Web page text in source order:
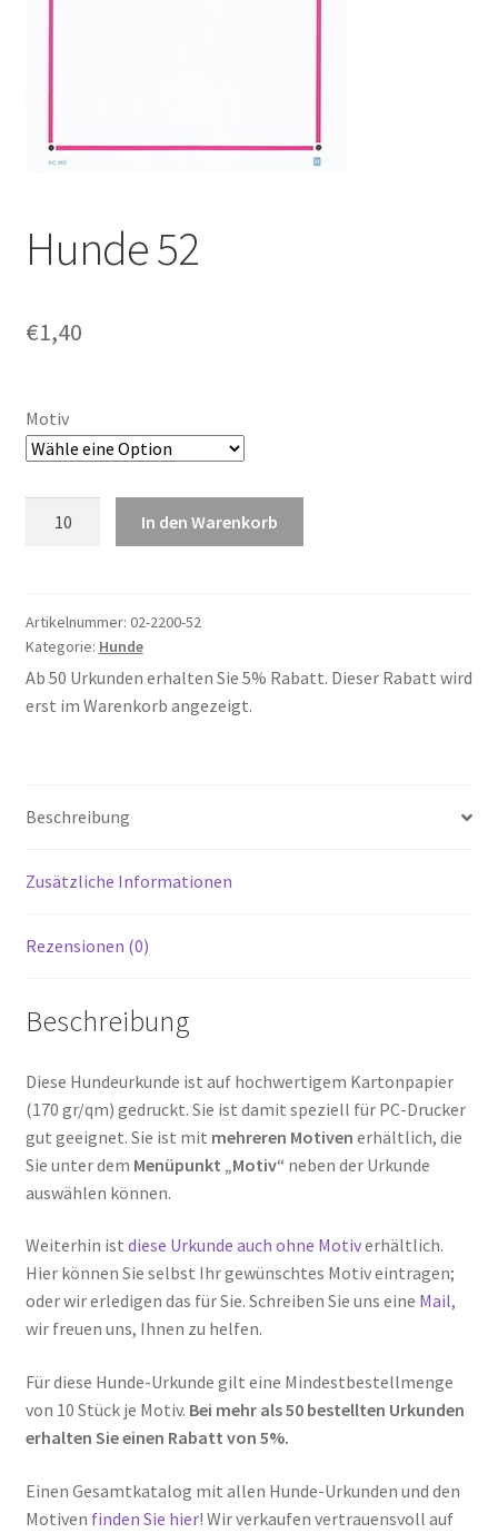
Hunde 52
€1,40
Motiv
In den Warenkorb
Artikelnummer: 02-2200-52
Kategorie: Hunde
Ab 50 Urkunden erhalten Sie 5% Rabatt. Dieser Rabatt wird
erst im Warenkorb angezeigt.
Beschreibung
Zusätzliche Informationen
Rezensionen (0)
Beschreibung
Diese Hundeurkunde ist auf hochwertigem Kartonpapier
(170 gr/qm) gedruckt. Sie ist damit speziell für PC-Drucker
gut geeignet. Sie ist mit mehreren Motiven erhältlich, die
Sie unter dem Menüpunkt „Motiv“ neben der Urkunde
auswählen können.
Weiterhin ist diese Urkunde auch ohne Motiverhältlich.
Hier können Sie selbst Ihr gewünschtes Motiv eintragen;
oder wir erledigen das für Sie. Schreiben Sie uns eine Mail,
wir freuen uns, Ihnen zu helfen.
Für diese Hunde-Urkunde gilt eine Mindestbestellmenge
von 10 Stück je Motiv. Bei mehr als 50 bestellten Urkunden
erhalten Sie einen Rabatt von 5%.
Einen Gesamtkatalog mit allen Hunde-Urkunden und den
Motiven finden Sie hier! Wir verkaufen vertrauensvoll auf